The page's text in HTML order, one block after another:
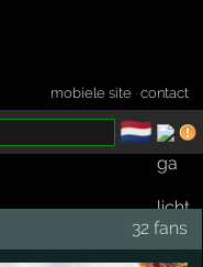
mobiele site ·contact
🇳🇱
32 fans